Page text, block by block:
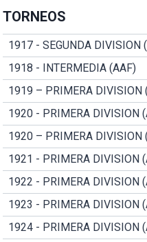
TORNEOS
1917 - SEGUNDA DIVISION
1918 - INTERMEDIA (AAF)
1919 – PRIMERA DIVISION
1920 - PRIMERA DIVISION
1920 – PRIMERA DIVISION
1921 - PRIMERA DIVISION
1922 - PRIMERA DIVISION
1923 - PRIMERA DIVISION
1924 - PRIMERA DIVISION